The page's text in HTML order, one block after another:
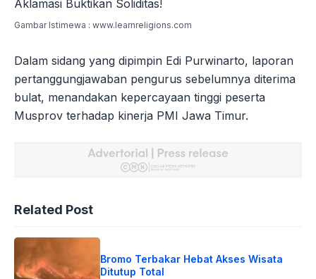
Gambar Istimewa : www.learnreligions.com
Dalam sidang yang dipimpin Edi Purwinarto, laporan
pertanggungjawaban pengurus sebelumnya diterima
bulat, menandakan kepercayaan tinggi peserta
Musprov terhadap kinerja PMI Jawa Timur.
Related Post
Bromo Terbakar Hebat Akses Wisata
Ditutup Total